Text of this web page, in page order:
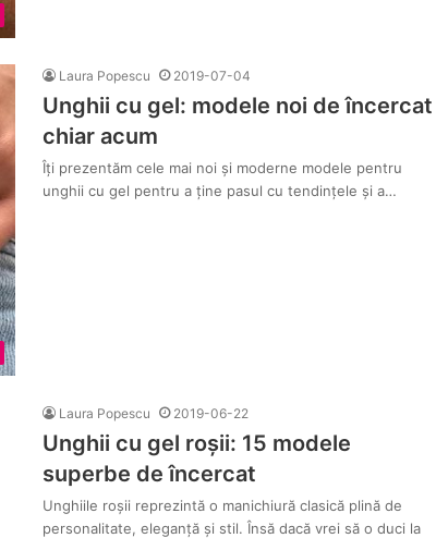
Laura Popescu 2019-07-04
Unghii cu gel: modele noi de încercat
chiar acum
Îți prezentăm cele mai noi și moderne modele pentru
unghii cu gel pentru a ține pasul cu tendințele și a…
Laura Popescu 2019-06-22
Unghii cu gel roșii: 15 modele
superbe de încercat
Unghiile roșii reprezintă o manichiură clasică plină de
personalitate, eleganță și stil. Însă dacă vrei să o duci la